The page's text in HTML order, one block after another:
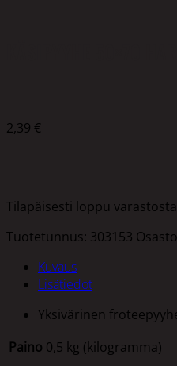
KÄSIPYYHE 50×70
2,39 €
Tilapäisesti loppu
Tuotetunnus: 303153
Kuvaus
Lisätiedot
Yksivärinen
Paino 0,5 kg (kilogramma)